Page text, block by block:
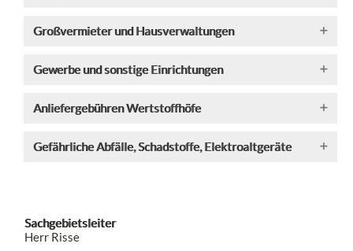
Großvermieter und Hausverwaltungen
Gewerbe und sonstige Einrichtungen
Anliefergebühren Wertstoffhöfe
Gefährliche Abfälle, Schadstoffe, Elektroaltgeräte
Sachgebietsleiter
Herr Risse